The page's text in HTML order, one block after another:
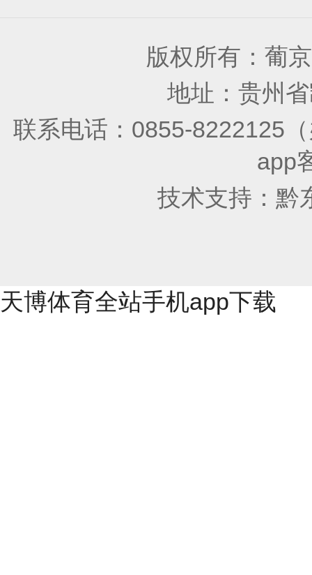
版权所有：葡
地址：贵州
联系电话：0855-8222125
app
技术支持： 黔
天博体育全站手机app下载